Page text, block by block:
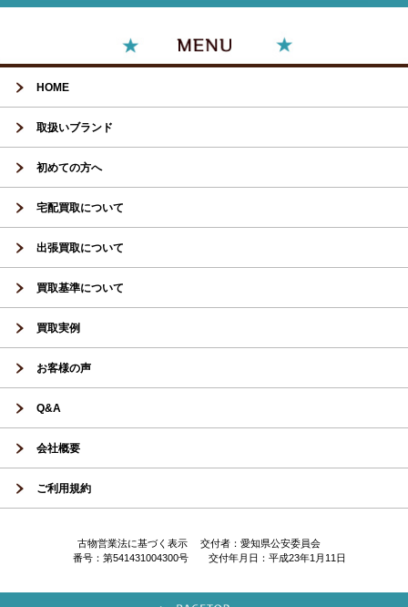
HOME
取扱いブランド
初めての方へ
宅配買取について
出張買取について
買取基準について
買取実例
お客様の声
Q&A
会社概要
ご利用規約
古物営業法に基づく表示 交付者：愛知県公安委員会
番号：第541431004300号 交付年月日：平成23年1月11日